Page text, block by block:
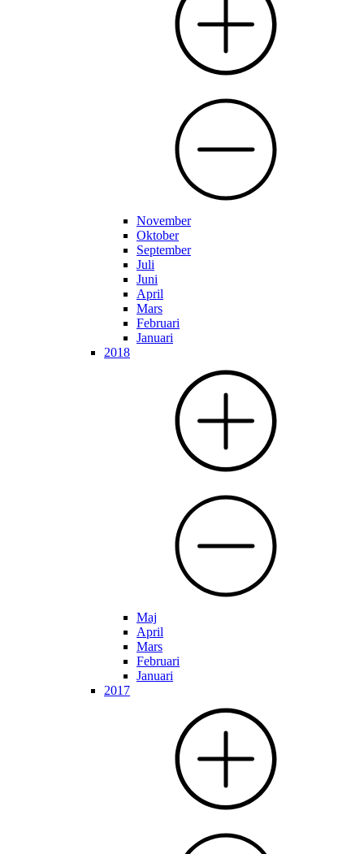
November
Oktober
September
Juli
Juni
April
Mars
Februari
Januari
2018
Maj
April
Mars
Februari
Januari
2017